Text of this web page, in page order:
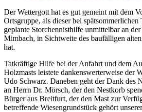
Der Wettergott hat es gut gemeint mit dem
Ortsgruppe, als dieser bei spätsommerlichen
geplante Storchennisthilfe unmittelbar an
Mimbach, in Sichtweite des baufälligen
hat.
Tatkräftige Hilfe bei der Anfahrt und dem
Holzmasts leistete dankenswerterweise der
Udo Schwarz. Daneben geht der Dank des
an Herrn Dr. Mörsch, der den Nestkorb
Bürger aus Breitfurt, der den Mast zur
betreffende Wiesengrundstück gehört